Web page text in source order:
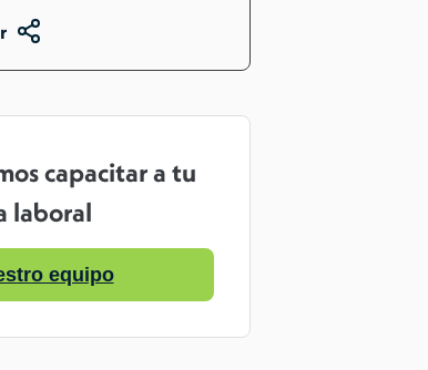
capacitar a tu
laboral
equipo